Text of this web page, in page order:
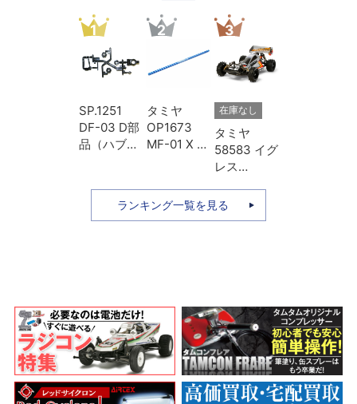
1
SP.1251
DF-03 D部
品（ハブキ
イト）
2
タミヤ
OP1673
MF-01 X ア
Lホイール
ベース用
3
在庫なし
タミヤ
58583 イグ
レス
本体キット
ランキング一覧を見る